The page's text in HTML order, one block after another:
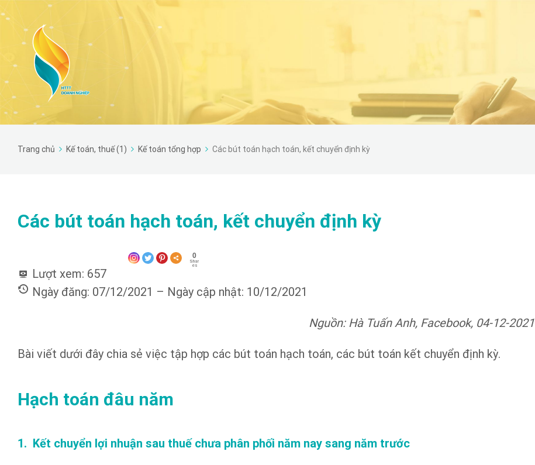
Trang chủ Kế toán, thuế (1) Kế toán tổng hợp Các bút toán hạch toán, kết chuyển định kỳ
Các bút toán hạch toán, kết chuyển định kỳ
0
Shar
es
Lượt xem: 657
Ngày đăng: 07/12/2021 – Ngày cập nhật: 10/12/2021
Nguồn: Hà Tuấn Anh, Facebook, 04-12-2021
Bài viết dưới đây chia sẻ việc tập hợp các bút toán hạch toán, các bút toán kết chuyển định kỳ.
Hạch toán đâu năm
1. Kết chuyển lợi nhuận sau thuế chưa phân phối năm nay sang năm trước